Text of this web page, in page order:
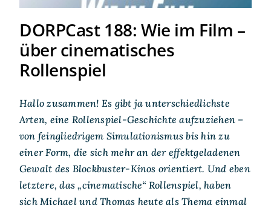
DORPCast 188: Wie im Film –
über cinematisches
Rollenspiel
Hallo zusammen! Es gibt ja unterschiedlichste
Arten, eine Rollenspiel-Geschichte aufzuziehen –
von feingliedrigem Simulationismus bis hin zu
einer Form, die sich mehr an der effektgeladenen
Gewalt des Blockbuster-Kinos orientiert. Und eben
letztere, das „cinematische“ Rollenspiel, haben
sich Michael und Thomas heute als Thema einmal